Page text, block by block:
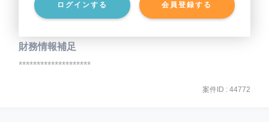
ログインする 会員登録する
事業負債 ********************
財務情報補足
********************
案件ID : 44772